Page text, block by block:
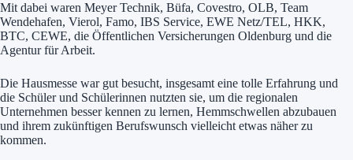
Mit dabei waren Meyer Technik, Büfa, Covestro, OLB, Team
Wendehafen, Vierol, Famo, IBS Service, EWE Netz/TEL, HKK,
BTC, CEWE, die Öffentlichen Versicherungen Oldenburg und die
Agentur für Arbeit.
Die Hausmesse war gut besucht, insgesamt eine tolle Erfahrung und
die Schüler und Schülerinnen nutzten sie, um die regionalen
Unternehmen besser kennen zu lernen, Hemmschwellen abzubauen
und ihrem zukünftigen Berufswunsch vielleicht etwas näher zu
kommen.